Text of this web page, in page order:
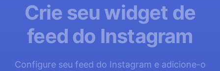
Crie seu widget de
feed do Instagram
Configure seu feed do Instagram e adicione-o